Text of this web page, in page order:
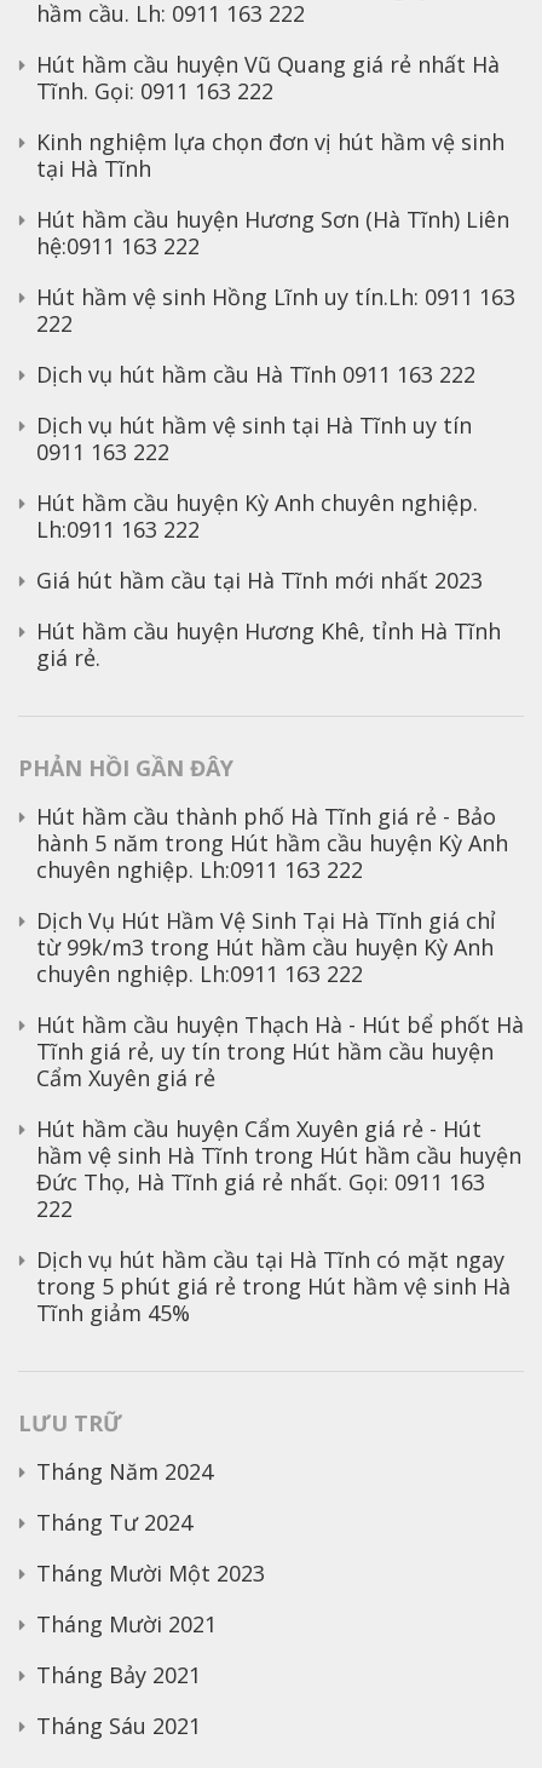
hầm cầu. Lh: 0911 163 222
Hút hầm cầu huyện Vũ Quang giá rẻ nhất Hà
Tĩnh. Gọi: 0911 163 222
Kinh nghiệm lựa chọn đơn vị hút hầm vệ sinh
tại Hà Tĩnh
Hút hầm cầu huyện Hương Sơn (Hà Tĩnh) Liên
hệ:0911 163 222
Hút hầm vệ sinh Hồng Lĩnh uy tín.Lh: 0911 163
222
Dịch vụ hút hầm cầu Hà Tĩnh 0911 163 222
Dịch vụ hút hầm vệ sinh tại Hà Tĩnh uy tín
0911 163 222
Hút hầm cầu huyện Kỳ Anh chuyên nghiệp.
Lh:0911 163 222
Giá hút hầm cầu tại Hà Tĩnh mới nhất 2023
Hút hầm cầu huyện Hương Khê, tỉnh Hà Tĩnh
giá rẻ.
PHẢN HỒI GẦN ĐÂY
Hút hầm cầu thành phố Hà Tĩnh giá rẻ - Bảo
hành 5 năm trong Hút hầm cầu huyện Kỳ Anh
chuyên nghiệp. Lh:0911 163 222
Dịch Vụ Hút Hầm Vệ Sinh Tại Hà Tĩnh giá chỉ
từ 99k/m3 trong Hút hầm cầu huyện Kỳ Anh
chuyên nghiệp. Lh:0911 163 222
Hút hầm cầu huyện Thạch Hà - Hút bể phốt Hà
Tĩnh giá rẻ, uy tín trong Hút hầm cầu huyện
Cẩm Xuyên giá rẻ
Hút hầm cầu huyện Cẩm Xuyên giá rẻ - Hút
hầm vệ sinh Hà Tĩnh trong Hút hầm cầu huyện
Đức Thọ, Hà Tĩnh giá rẻ nhất. Gọi: 0911 163
222
Dịch vụ hút hầm cầu tại Hà Tĩnh có mặt ngay
trong 5 phút giá rẻ trong Hút hầm vệ sinh Hà
Tĩnh giảm 45%
LƯU TRỮ
Tháng Năm 2024
Tháng Tư 2024
Tháng Mười Một 2023
Tháng Mười 2021
Tháng Bảy 2021
Tháng Sáu 2021